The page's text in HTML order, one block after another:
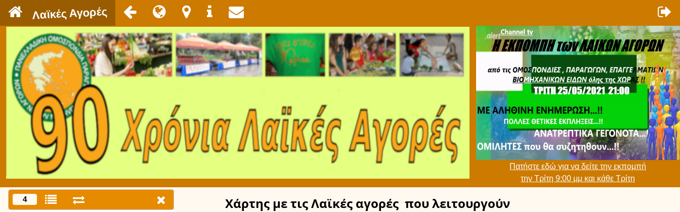
Λαϊκές Αγορές
Πατήστε εδώ για να δείτε την εκπομπή
την Τρίτη 9:00 μμ και κάθε Τρίτη
4 Χάρτης με τις Λαϊκές αγορές που λειτουργούν